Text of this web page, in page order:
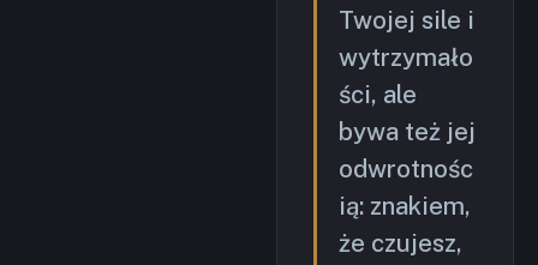
Twojej sile i
wytrzymało
ści, ale
bywa też jej
odwrotnośc
ią: znakiem,
że czujesz,